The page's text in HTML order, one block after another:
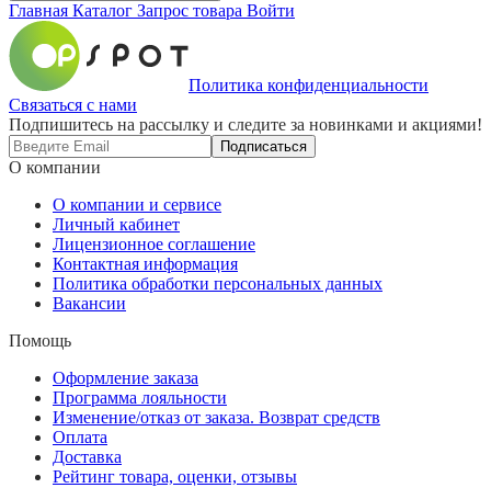
Главная Каталог Запрос товара Войти
Политика конфиденциальности
Связаться с нами
Подпишитесь на рассылку и следите за новинками и акциями!
Подписаться
О компании
О компании и сервисе
Личный кабинет
Лицензионное соглашение
Контактная информация
Политика обработки персональных данных
Вакансии
Помощь
Оформление заказа
Программа лояльности
Изменение/отказ от заказа. Возврат средств
Оплата
Доставка
Рейтинг товара, оценки, отзывы